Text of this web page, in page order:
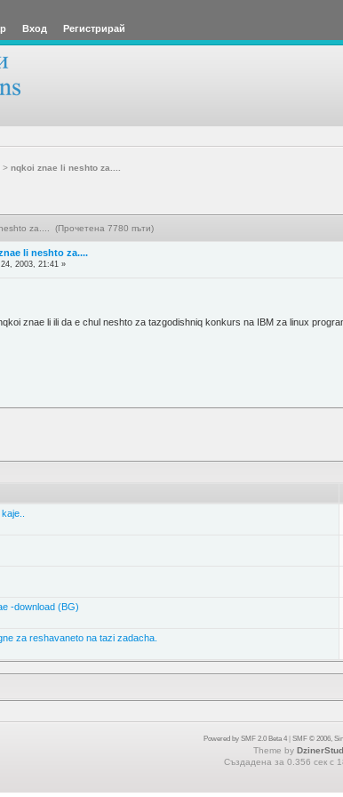
Вход Регистрирай
> nqkoi znae li neshto za....
za.... (Прочетена 7780 пъти)
li neshto za....
2003, 21:41 »
znae li ili da e chul neshto za tazgodishniq konkurs na IBM za linux
-download (BG)
za reshavaneto na tazi zadacha.
Powered by SMF 2.0 Beta 4 SMF © 2006,
Theme by
Създадена за 0.356 сек с